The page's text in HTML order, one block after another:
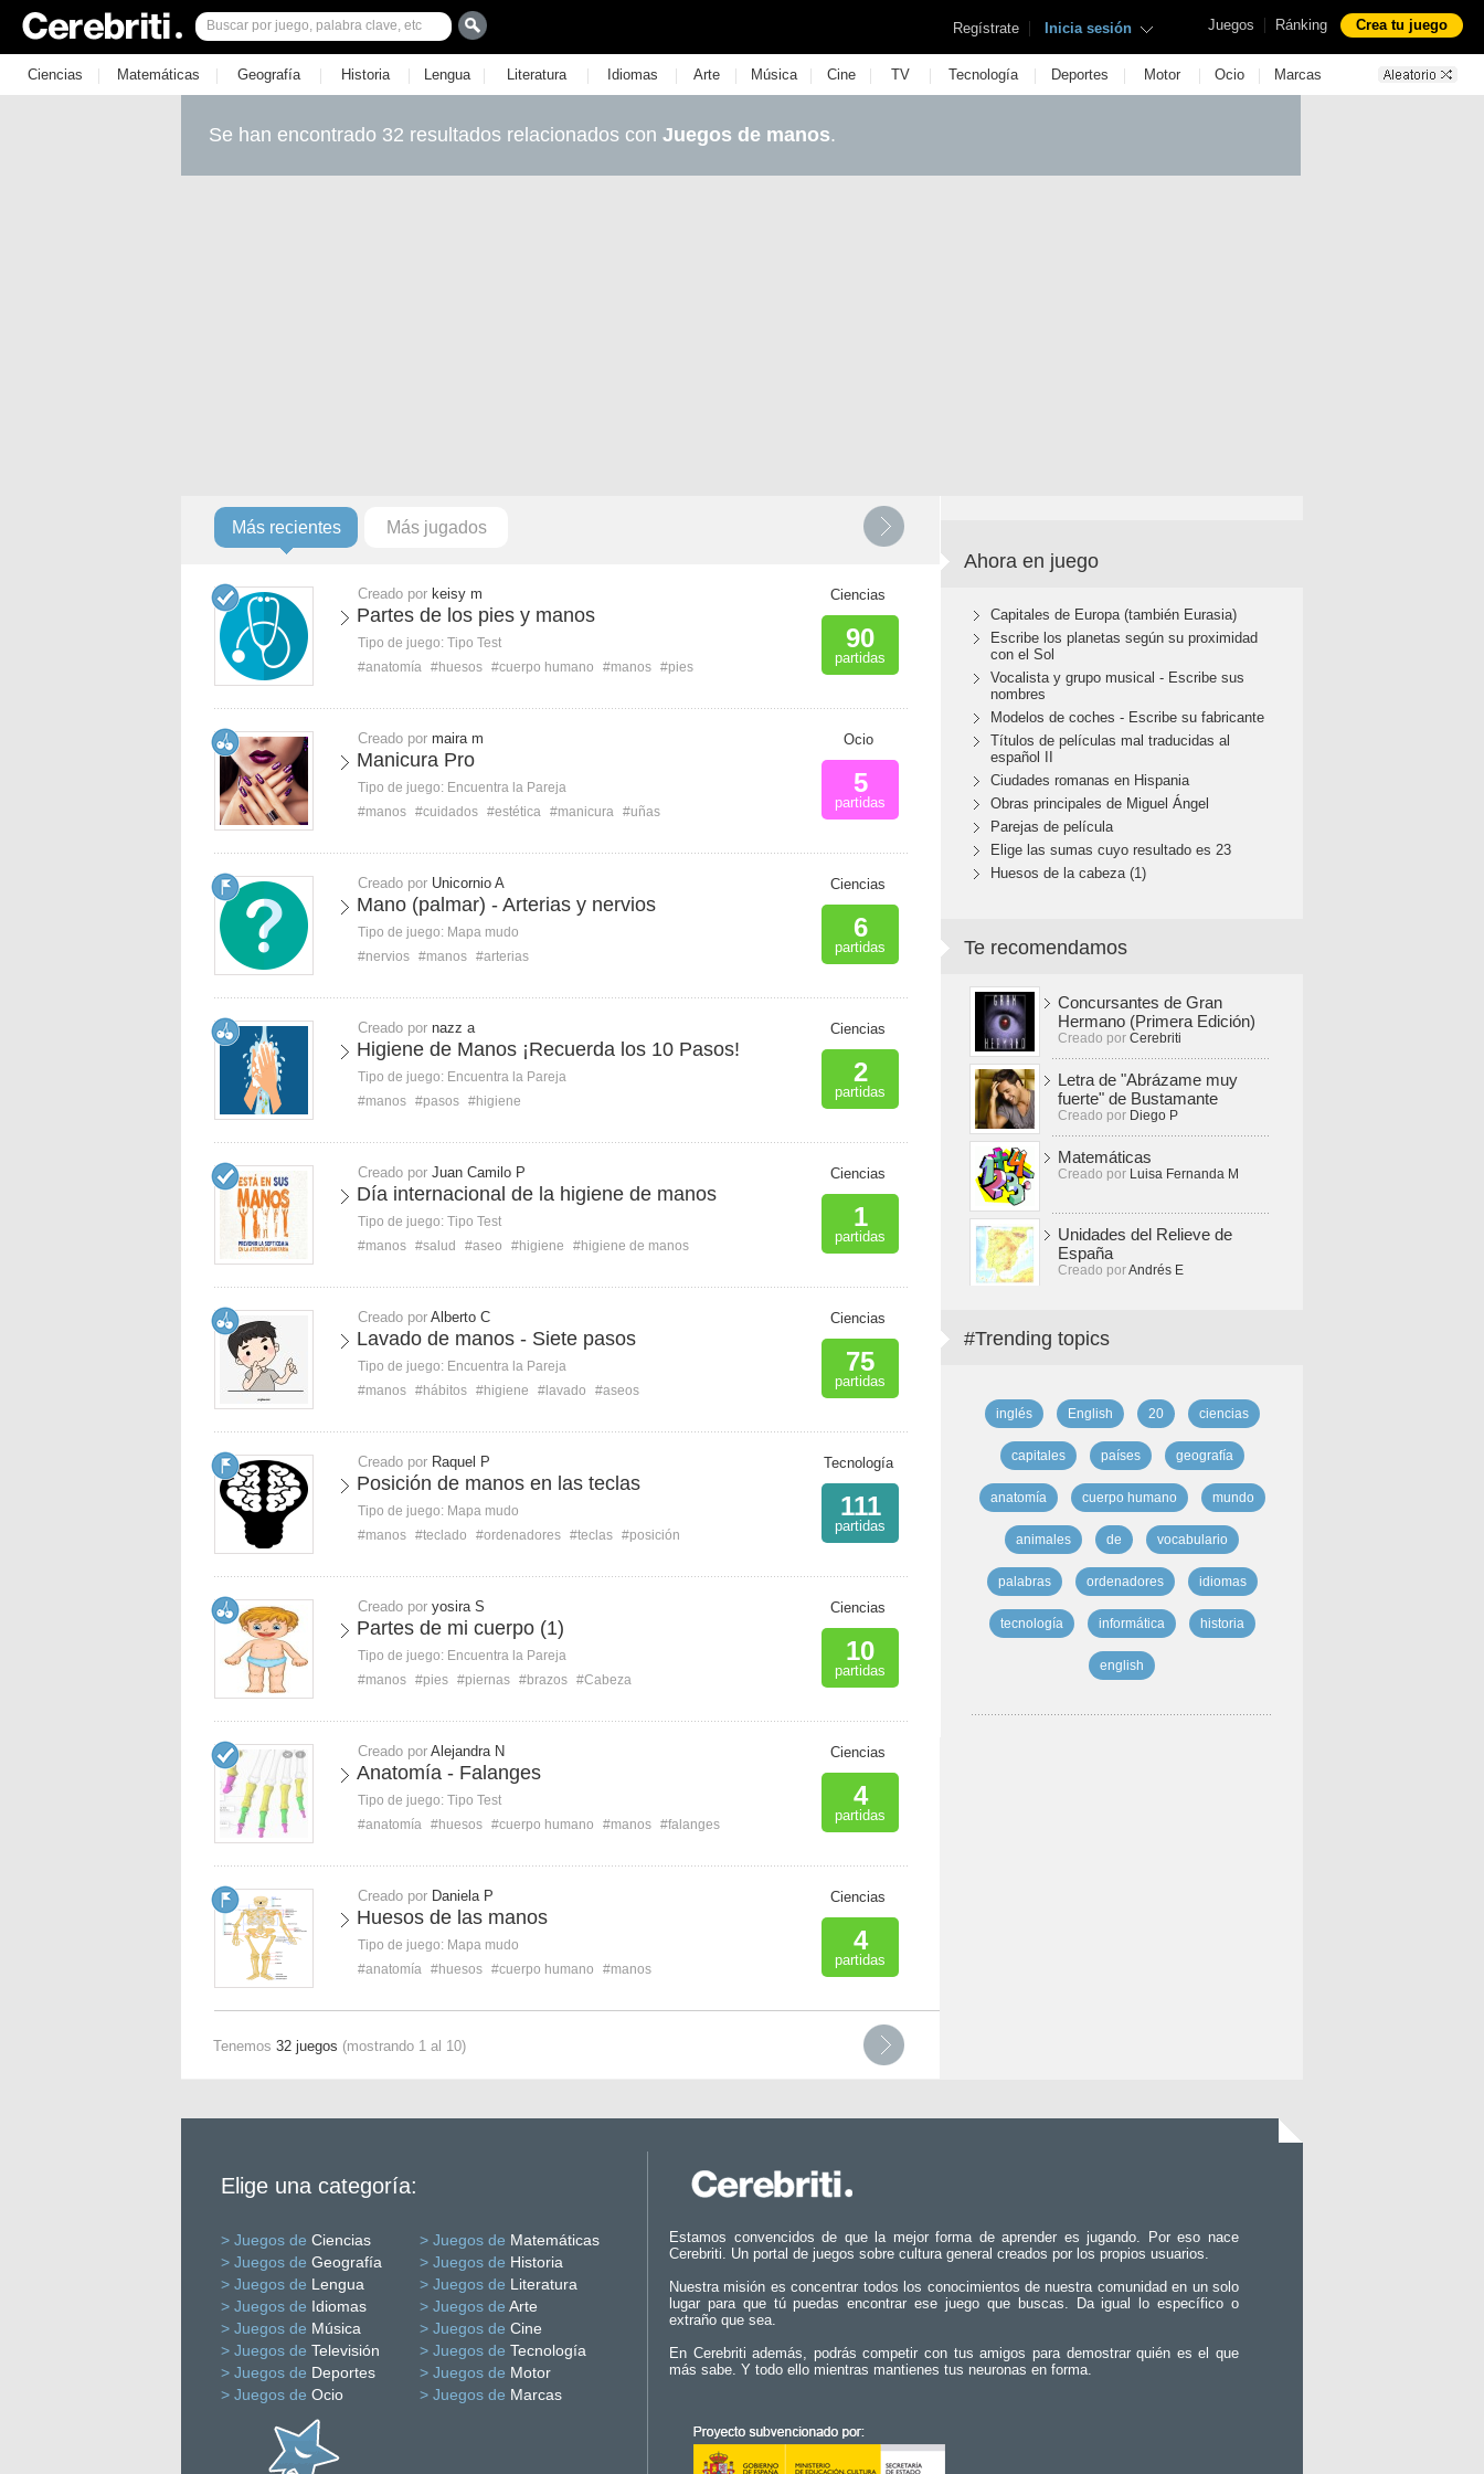
Juegos | Ránking Crea tu juego
Regístrate | Inicia sesión
Ciencias | Matemáticas | Geografía | Historia | Lengua | Literatura | Idiomas | Arte | Música | Cine | TV | Tecnología | Deportes | Motor | Ocio | Marcas
Se han encontrado 32 resultados relacionados con Juegos de manos.
Más recientes Más jugados
Creado por keisy m
Partes de los pies y manos
Tipo de juego: Tipo Test
#anatomía #huesos #cuerpo humano #manos #pies
Ciencias
90
partidas
Creado por maira m
Manicura Pro
Tipo de juego: Encuentra la Pareja
#manos #cuidados #estética #manicura #uñas
Ocio
5
partidas
Creado por Unicornio A
Mano (palmar) - Arterias y nervios
Tipo de juego: Mapa mudo
#nervios #manos #arterias
Ciencias
6
partidas
Creado por nazz a
Higiene de Manos ¡Recuerda los 10 Pasos!
Tipo de juego: Encuentra la Pareja
#manos #pasos #higiene
Ciencias
2
partidas
Creado por Juan Camilo P
Día internacional de la higiene de manos
Tipo de juego: Tipo Test
#manos #salud #aseo #higiene #higiene de manos
Ciencias
1
partidas
Creado por Alberto C
Lavado de manos - Siete pasos
Tipo de juego: Encuentra la Pareja
#manos #hábitos #higiene #lavado #aseos
Ciencias
75
partidas
Creado por Raquel P
Posición de manos en las teclas
Tipo de juego: Mapa mudo
#manos #teclado #ordenadores #teclas #posición
Tecnología
111
partidas
Creado por yosira S
Partes de mi cuerpo (1)
Tipo de juego: Encuentra la Pareja
#manos #pies #piernas #brazos #Cabeza
Ciencias
10
partidas
Creado por Alejandra N
Anatomía - Falanges
Tipo de juego: Tipo Test
#anatomía #huesos #cuerpo humano #manos #falanges
Ciencias
4
partidas
Creado por Daniela P
Huesos de las manos
Tipo de juego: Mapa mudo
#anatomía #huesos #cuerpo humano #manos
Ciencias
4
partidas
Tenemos 32 juegos (mostrando 1 al 10)
Ahora en juego
Capitales de Europa (también Eurasia)
Escribe los planetas según su proximidad
con el Sol
Vocalista y grupo musical - Escribe sus
nombres
Modelos de coches - Escribe su fabricante
Títulos de películas mal traducidas al
español II
Ciudades romanas en Hispania
Obras principales de Miguel Ángel
Parejas de película
Elige las sumas cuyo resultado es 23
Huesos de la cabeza (1)
Te recomendamos
Concursantes de Gran
Hermano (Primera Edición)
Creado por Cerebriti
Letra de "Abrázame muy
fuerte" de Bustamante
Creado por Diego P
Matemáticas
Creado por Luisa Fernanda M
Unidades del Relieve de
España
Creado porAndrés E
#Trending topics
inglés English 20 ciencias
capitales países geografía
anatomía cuerpo humano mundo
animales de vocabulario
palabras ordenadores idiomas
tecnología informática historia
english
Elige una categoría:
> Juegos de Ciencias > Juegos de Matemáticas
> Juegos de Geografía > Juegos de Historia
> Juegos de Lengua > Juegos de Literatura
> Juegos de Idiomas > Juegos de Arte
> Juegos de Música > Juegos de Cine
> Juegos de Televisión > Juegos de Tecnología
> Juegos de Deportes > Juegos de Motor
> Juegos de Ocio > Juegos de Marcas
Estamos convencidos de que la mejor forma de aprender es jugando. Por eso nace
Cerebriti. Un portal de juegos sobre cultura general creados por los propios usuarios.
Nuestra misión es concentrar todos los conocimientos de nuestra comunidad en un solo
lugar para que tú puedas encontrar ese juego que buscas. Da igual lo específico o
extraño que sea.
En Cerebriti además, podrás competir con tus amigos para demostrar quién es el que
más sabe. Y todo ello mientras mantienes tus neuronas en forma.